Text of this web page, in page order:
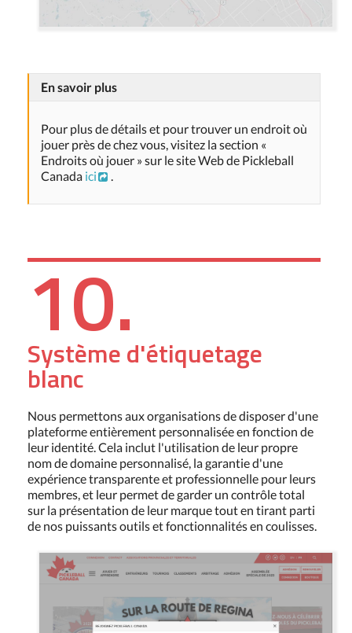
En savoir plus
Pour plus de détails et pour trouver un endroit où
jouer près de chez vous, visitez la section «
Endroits où jouer » sur le site Web de Pickleball
Canada ici .
10.
Système d'étiquetage
blanc
Nous permettons aux organisations de disposer d'une
plateforme entièrement personnalisée en fonction de
leur identité. Cela inclut l'utilisation de leur propre
nom de domaine personnalisé, la garantie d'une
expérience transparente et professionnelle pour leurs
membres, et leur permet de garder un contrôle total
sur la présentation de leur marque tout en tirant parti
de nos puissants outils et fonctionnalités en coulisses.